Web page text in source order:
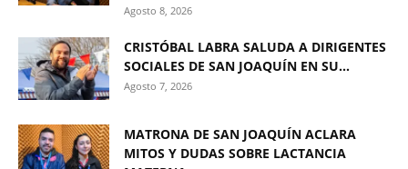
Agosto 8, 2026
CRISTÓBAL LABRA SALUDA A DIRIGENTES
SOCIALES DE SAN JOAQUÍN EN SU...
Agosto 7, 2026
MATRONA DE SAN JOAQUÍN ACLARA
MITOS Y DUDAS SOBRE LACTANCIA